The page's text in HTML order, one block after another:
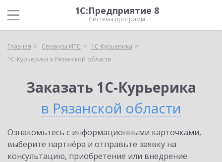
1С:Предприятие 8
Система программ
Главная Сервисы ИТС
1С-Курьерика
1С-Курьерика в Рязанской области
Заказать 1С-Курьерика
в Рязанской области
Ознакомьтесь с информационными карточками,
выберите партнёра и отправьте заявку на
консультацию, приобретение или внедрение